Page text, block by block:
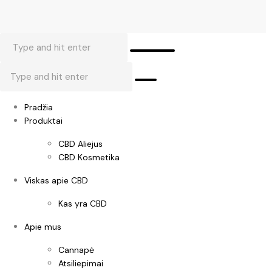
Pradžia
Produktai
CBD Aliejus
CBD Kosmetika
Viskas apie CBD
Kas yra CBD
Apie mus
Cannapė
Atsiliepimai